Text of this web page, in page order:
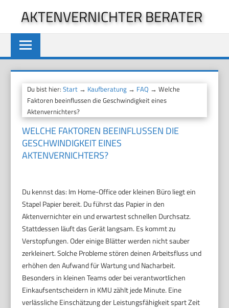
springen
AKTENVERNICHTER BERATER
Du bist hier:Start → Kaufberatung → FAQ → Welche
Faktoren beeinflussen die Geschwindigkeit eines
Aktenvernichters?
WELCHE FAKTOREN BEEINFLUSSEN DIE
GESCHWINDIGKEIT EINES
AKTENVERNICHTERS?
Du kennst das: Im Home-Office oder kleinen Büro liegt ein
Stapel Papier bereit. Du führst das Papier in den
Aktenvernichter ein und erwartest schnellen Durchsatz.
Stattdessen läuft das Gerät langsam. Es kommt zu
Verstopfungen. Oder einige Blätter werden nicht sauber
zerkleinert. Solche Probleme stören deinen Arbeitsfluss und
erhöhen den Aufwand für Wartung und Nacharbeit.
Besonders in kleinen Teams oder bei verantwortlichen
Einkaufsentscheidern in KMU zählt jede Minute. Eine
verlässliche Einschätzung der Leistungsfähigkeit spart Zeit